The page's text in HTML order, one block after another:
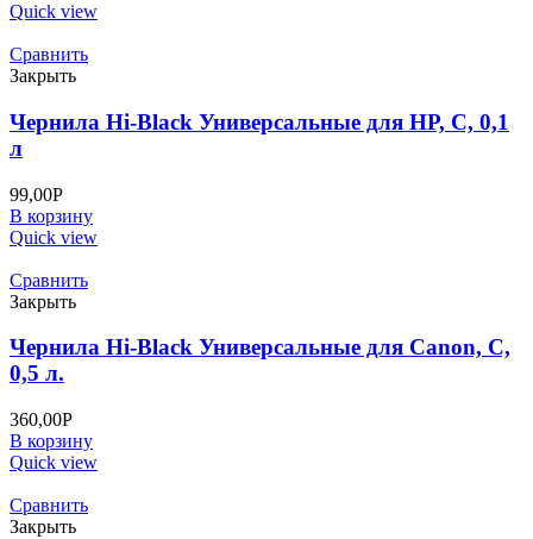
Quick view
Сравнить
Закрыть
Чернила Hi-Black Универсальные для HP, C, 0,1
л
99,00Р
В корзину
Quick view
Сравнить
Закрыть
Чернила Hi-Black Универсальные для Canon, C,
0,5 л.
360,00Р
В корзину
Quick view
Сравнить
Закрыть